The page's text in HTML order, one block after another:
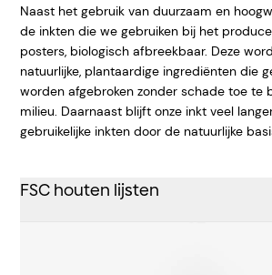
Naast het gebruik van duurzaam en
de inkten die we gebruiken bij het
posters, biologisch afbreekbaar. Deze
natuurlijke, plantaardige ingrediënten die
worden afgebroken zonder schade toe te
milieu. Daarnaast blijft onze inkt veel
gebruikelijke inkten door de natuurlijke
FSC houten lijsten